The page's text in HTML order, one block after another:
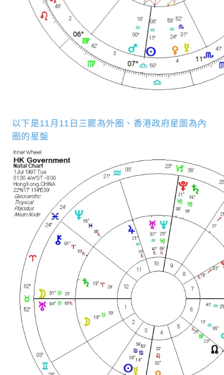
以下是11月11日三罷為外圈、香港政府星圖為內
圈的星盤